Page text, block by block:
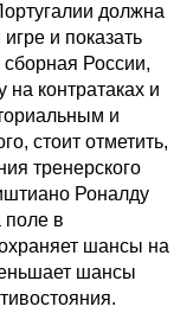
должна
и показать
России,
на контратаках и
и
стоит отметить,
тренерского
Роналду
в
шансы на
шансы